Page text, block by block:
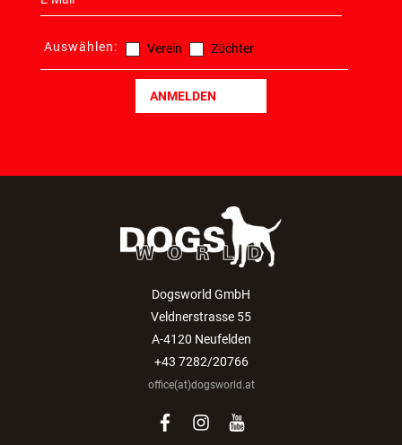
Auswählen: Verein Züchter
ANMELDEN
Dogsworld GmbH
Veldnerstrasse 55
A-4120 Neufelden
+43 7282/20766
office(at)dogsworld.at
facebook
instagram
youtube